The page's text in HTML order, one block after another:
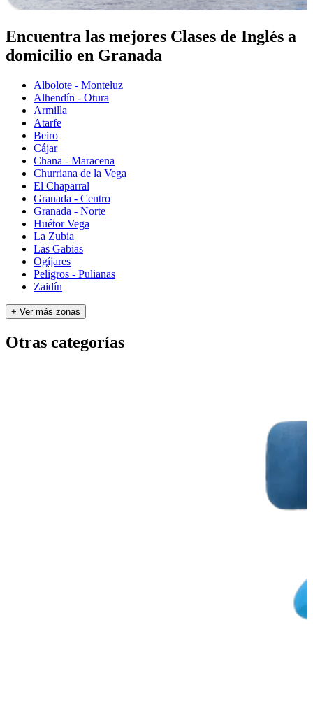
Encuentra las mejores Clases de Inglés a
domicilio en Granada
Albolote - Monteluz
Alhendín - Otura
Armilla
Atarfe
Beiro
Cájar
Chana - Maracena
Churriana de la Vega
El Chaparral
Granada - Centro
Granada - Norte
Huétor Vega
La Zubia
Las Gabias
Ogíjares
Peligros - Pulianas
Zaidín
+ Ver más zonas
Otras categorías